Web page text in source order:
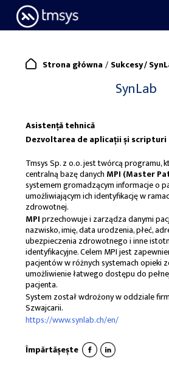
Skip
Strona główna/ Sukcesy/
SynLab
Asistență tehnică
Dezvoltarea de aplicații și scripturi
Tmsys Sp. z o.o. jest twórcą programu,
centralną bazę danych MPI (Master
systemem gromadzącym informacje o
umożliwiającym ich identyfikację w
zdrowotnej.
MPIprzechowuje i zarządza danymi
nazwisko, imię, data urodzenia, płeć,
ubezpieczenia zdrowotnego i inne
identyfikacyjne. Celem MPI jest
pacjentów w różnych systemach opieki
umożliwienie łatwego dostępu do
pacjenta.
System został wdrożony w oddziale
Szwajcarii.
https://www.synlab.ch/en/
Împărtășește